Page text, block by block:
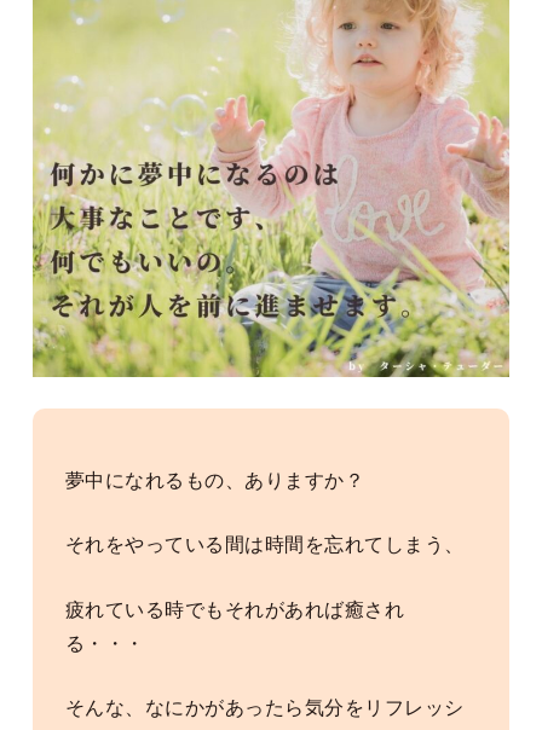
夢中になれるもの、ありますか？
それをやっている間は時間を忘れてしまう、
疲れている時でもそれがあれば癒され
る・・・
そんな、なにかがあったら気分をリフレッシ